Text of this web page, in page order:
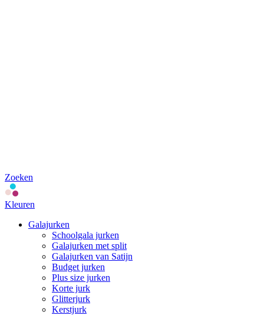
Zoeken
Kleuren
Galajurken
Schoolgala jurken
Galajurken met split
Galajurken van Satijn
Budget jurken
Plus size jurken
Korte jurk
Glitterjurk
Kerstjurk